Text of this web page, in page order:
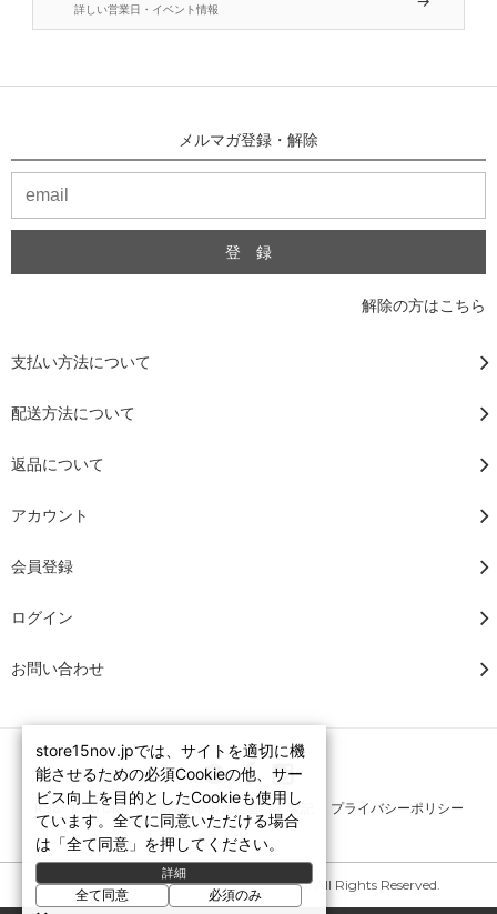
詳しい営業日・イベント情報
メルマガ登録・解除
解除の方はこちら
支払い方法について
配送方法について
返品について
アカウント
会員登録
ログイン
お問い合わせ
RSS / ATOM 特定商法取引法に基づく表記 プライバシーポリシー
Copyright © 2007-2026 STORE15NOV. All Rights Reserved.
store15nov.jpでは、サイトを適切に機
能させるための必須Cookieの他、サー
ビス向上を目的としたCookieも使用し
ています。全てに同意いただける場合
は「全て同意」を押してください。
詳細
全て同意
必須のみ